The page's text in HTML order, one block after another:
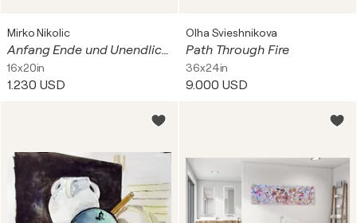
Mirko Nikolic
Anfang Ende und Unendlichkeit
16x20in
1.230 USD
Olha Svieshnikova
Path Through Fire
36x24in
9.000 USD